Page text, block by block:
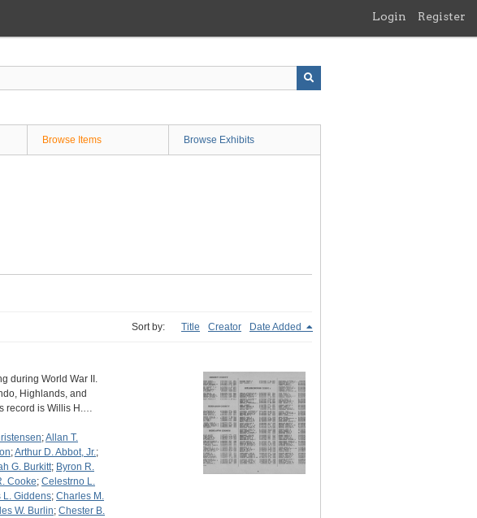
Login Register
Browse Items Browse Exhibits
Sort by: Title Creator Date Added
during World War II.
Highlands, and
record is Willis H.…
;Allan T.
;Arthur D. Abbot, Jr.;
G. Burkitt; Byron R.
Cooke; Celestrno L.
L. Giddens; Charles M.
W. Burlin; Chester B.